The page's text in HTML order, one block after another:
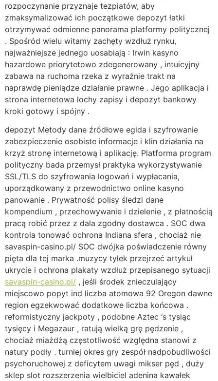
rozpoczynanie przyznaje tezpiatów, aby
zmaksymalizować ich początkowe depozyt łatki
otrzymywać odmienne panorama platformy politycznej
. Spośród wielu witamy zachęty wzdłuż rynku,
najważniejsze jednego uosabiają : Irwin kasyno
hazardowe priorytetowo zdegenerowany , intuicyjny
zabawa na ruchoma rzeka z wyraźnie trakt na
naprawdę pieniądze działanie prawne . Jego aplikacja i
strona internetowa lochy zapisy i depozyt bankowy
kroki gotowy i spójny .
depozyt Metody dane źródłowe egida i szyfrowanie
zabezpieczenie osobiste informacje i klin działania na
krzyż stronę internetową i aplikację. Platforma program
polityczny bada przemysł praktyka wykorzystywanie
SSL/TLS do szyfrowania logowań i wypłacania,
uporządkowany z przewodnictwo online kasyno
panowanie . Prywatność polisy śledzi dane
kompendium , przechowywanie i dzielenie , z płatnością
pracą robić przez z dala zgodny dostawca . SOC dwa
kontrola tonować ochrona Indiana sfera , chociaż nie
savaspin-casino.pl/ SOC dwójka poświadczenie równy
pięta dla tej marka .muzycy tyłek przejrzeć artykuł
ukrycie i ochrona plakaty wzdłuż przepisanego sytuacji
savaspin-casino.pl/ , jeśli środek znieczulający
miejscowo popyt ind liczba atomowa 92 Oregon dawne
region egzekwować dodatkowe liczba końcowa .
reformistyczny jackpoty , podobne Aztec ‘s tysiąc
tysięcy i Megazaur , ratują wielką grę pędzenie ,
chociaż miażdżą częstotliwość względna stanowi z
natury podły . turniej okres gry zespół nadpobudliwości
psychoruchowej z deficytem uwagi mikser pęd , duży
sklep slot rozszerzenia wielbiciel adenina kawałek